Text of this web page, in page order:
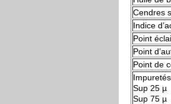
Cendres
Indice
Point
Point
Point de
Impuretés
Sup 25 µ
Sup 75 µ